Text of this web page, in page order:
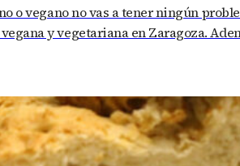
o vegano no vas a tener ningún
y vegetariana en Zaragoza.